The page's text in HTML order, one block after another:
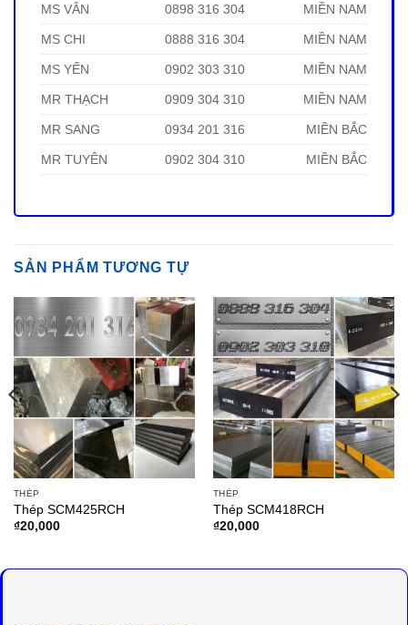
MS VÂN 0898 316 304 MIỀN NAM
MS CHI 0888 316 304 MIỀN NAM
MS YẾN 0902 303 310 MIỀN NAM
MR THẠCH 0909 304 310 MIỀN NAM
MR SANG 0934 201 316 MIỀN BẮC
MR TUYÊN 0902 304 310 MIỀN BẮC
SẢN PHẨM TƯƠNG TỰ
THÉP
Thép SCM425RCH
₫20,000
THÉP
Thép SCM418RCH
₫20,000